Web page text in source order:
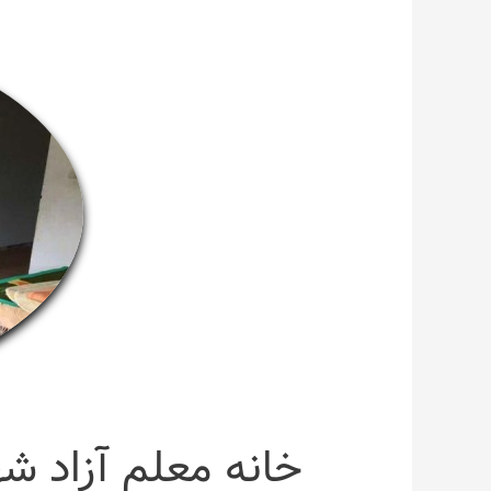
خانه معلم آزاد